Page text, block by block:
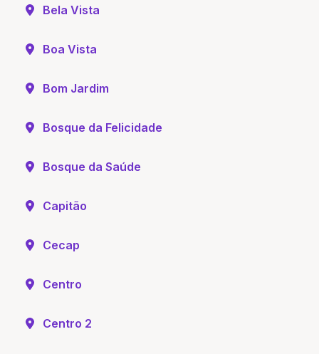
Bela Vista
Boa Vista
Bom Jardim
Bosque da Felicidade
Bosque da Saúde
Capitão
Cecap
Centro
Centro 2